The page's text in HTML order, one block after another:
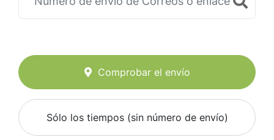
Comprobar el envío
Sólo los tiempos (sin número de envío)